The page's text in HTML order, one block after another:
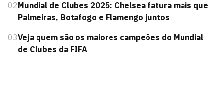
02Mundial de Clubes 2025: Chelsea fatura mais que
Palmeiras, Botafogo e Flamengo juntos
03Veja quem são os maiores campeões do Mundial
de Clubes da FIFA